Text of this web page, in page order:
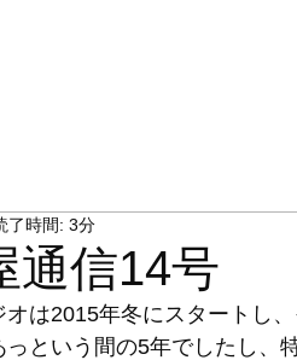
通信14号
了時間: 3分
オは2015年冬にスタートし
っという間の5年でしたし、